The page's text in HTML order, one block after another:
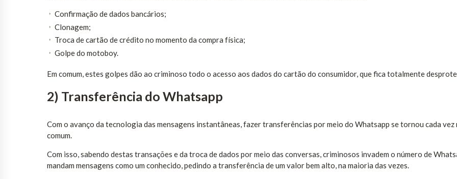
Confirmação de dados bancários;
Clonagem;
Troca de cartão de crédito no momento da compra física;
Golpe do motoboy.
Em comum, estes golpes dão ao criminoso todo o acesso aos dados do cartão do consumidor, que fica totalmente
2) Transferência do Whatsapp
Com o avanço da tecnologia das mensagens instantâneas, fazer transferências por meio do Whatsapp se tornou cada vez
comum.
Com isso, sabendo destas transações e da troca de dados por meio das conversas, criminosos invadem o número de
mandam mensagens como um conhecido, pedindo a transferência de um valor bem alto, na maioria das vezes.